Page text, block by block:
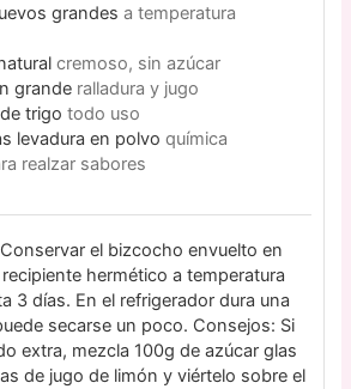
grandes a temperatura
cremoso, sin azúcar
grande ralladura y jugo
trigo todo uso
levadura en polvo química
realzar sabores
el bizcocho envuelto en
hermético a temperatura
3 días. En el refrigerador dura una
secarse un poco. Consejos: Si
extra, mezcla 100g de azúcar glas
de jugo de limón y viértelo sobre el